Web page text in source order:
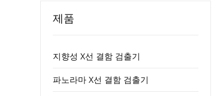
제품
지향성 X선 결함 검출기
파노라마 X선 결함 검출기